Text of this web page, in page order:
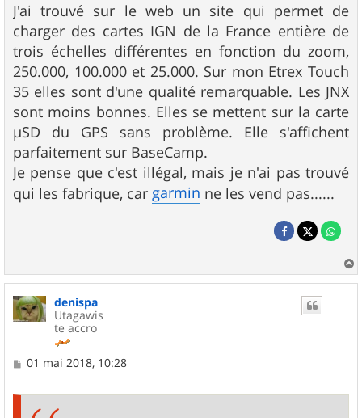
s
s
a
g
e
J'ai trouvé sur le web un site qui permet de
charger des cartes IGN de la France entière de
trois échelles différentes en fonction du zoom,
250.000, 100.000 et 25.000. Sur mon Etrex Touch
35 elles sont d'une qualité remarquable. Les JNX
sont moins bonnes. Elles se mettent sur la carte
µSD du GPS sans problème. Elle s'affichent
parfaitement sur BaseCamp.
Je pense que c'est illégal, mais je n'ai pas trouvé
qui les fabrique, car garmin ne les vend pas......
a
denispa
Utagawis
te accro
M
01 mai 2018, 10:28